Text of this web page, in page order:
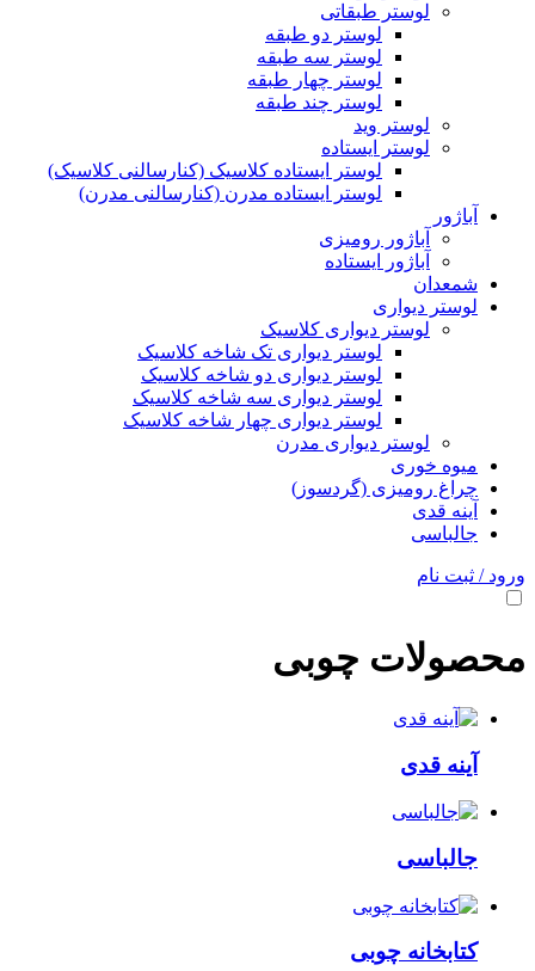
لوستر طبقاتی
لوستر دو طبقه
لوستر سه طبقه
لوستر چهار طبقه
لوستر چند طبقه
لوستر وید
لوستر ایستاده
لوستر ایستاده کلاسیک (کنارسالنی کلاسیک)
لوستر ایستاده مدرن (کنارسالنی مدرن)
آباژور
آباژور رومیزی
آباژور ایستاده
شمعدان
لوستر دیواری
لوستر دیواری کلاسیک
لوستر دیواری تک شاخه کلاسیک
لوستر دیواری دو شاخه کلاسیک
لوستر دیواری سه شاخه کلاسیک
لوستر دیواری چهار شاخه کلاسیک
لوستر دیواری مدرن
میوه خوری
چراغ رومیزی (گردسوز)
آینه قدی
جالباسی
ورود / ثبت نام
محصولات چوبی
آینه قدی
جالباسی
کتابخانه چوبی